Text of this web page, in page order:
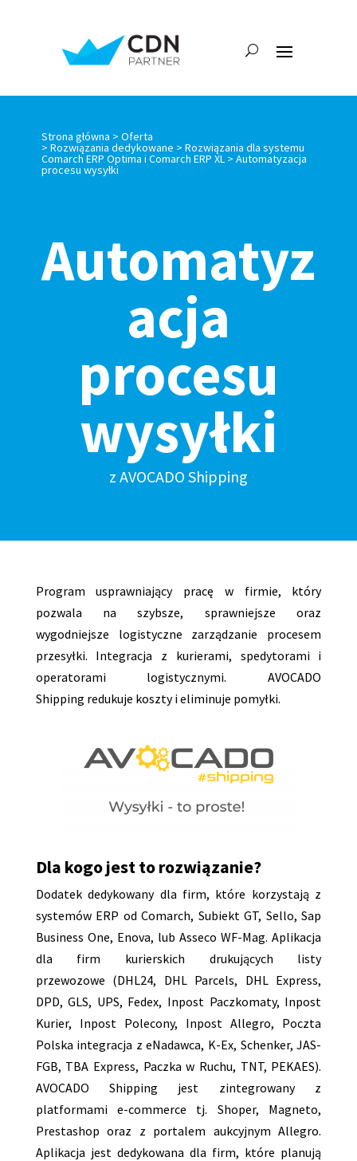
Strona główna > Oferta
> Rozwiązania dedykowane > Rozwiązania dla systemu
Comarch ERP Optima i Comarch ERP XL > Automatyzacja
procesu wysyłki
Automatyz
acja
procesu
wysyłki
z AVOCADO Shipping
Program usprawniający pracę w firmie, który
pozwala na szybsze, sprawniejsze oraz
wygodniejsze logistyczne zarządzanie procesem
przesyłki. Integracja z kurierami, spedytorami i
operatorami logistycznymi. AVOCADO
Shipping redukuje koszty i eliminuje pomyłki.
Dla kogo jest to rozwiązanie?
Dodatek dedykowany dla firm, które korzystają z
systemów ERP od Comarch, Subiekt GT, Sello, Sap
Business One, Enova, lub Asseco WF-Mag.Aplikacja
dla firm kurierskich drukujących listy
przewozowe (DHL24, DHL Parcels, DHL Express,
DPD, GLS, UPS, Fedex, Inpost Paczkomaty, Inpost
Kurier, Inpost Polecony, Inpost Allegro, Poczta
Polska integracja z eNadawca, K-Ex, Schenker, JAS-
FGB, TBA Express, Paczka w Ruchu, TNT, PEKAES).
AVOCADO Shipping jest zintegrowany z
platformami e-commerce tj. Shoper, Magneto,
Prestashop oraz z portalem aukcyjnym Allegro.
Aplikacja jest dedykowana dla firm, które planują